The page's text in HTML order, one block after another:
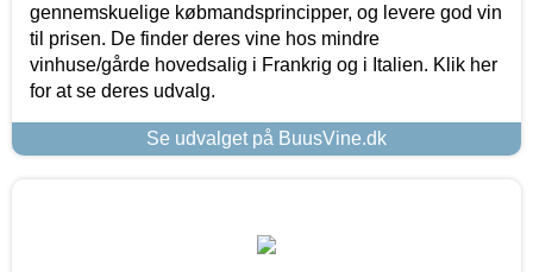
gennemskuelige købmandsprincipper, og levere god vin
til prisen. De finder deres vine hos mindre
vinhuse/gårde hovedsalig i Frankrig og i Italien. Klik her
for at se deres udvalg.
Se udvalget på BuusVine.dk